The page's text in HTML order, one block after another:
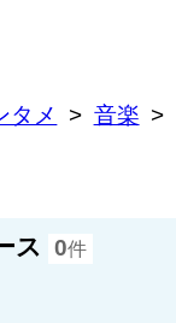
タメ 音楽
ス 0件